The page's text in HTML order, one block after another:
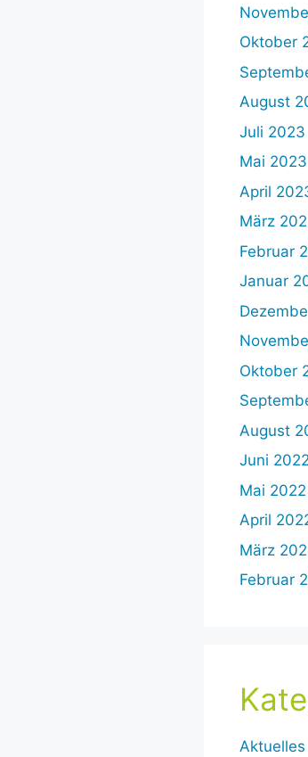
Oktober
August
Juli 2023
Mai 2023
April
März
Februar
Januar
Oktober
August
Juni 2022
Mai 2022
April
März
Februar
Aktuelles